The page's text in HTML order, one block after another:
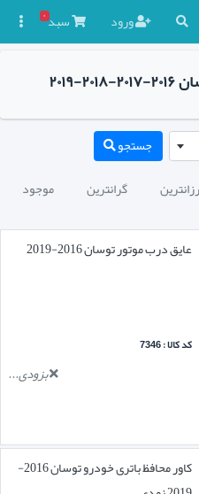
ورود سبد۰
جستجو
گرانترین موجود
عایق درب موتور توسان 2016-2019
کد کالا : 7346
بزودی...
کاور محافظ باتری خودرو توسان 2016-